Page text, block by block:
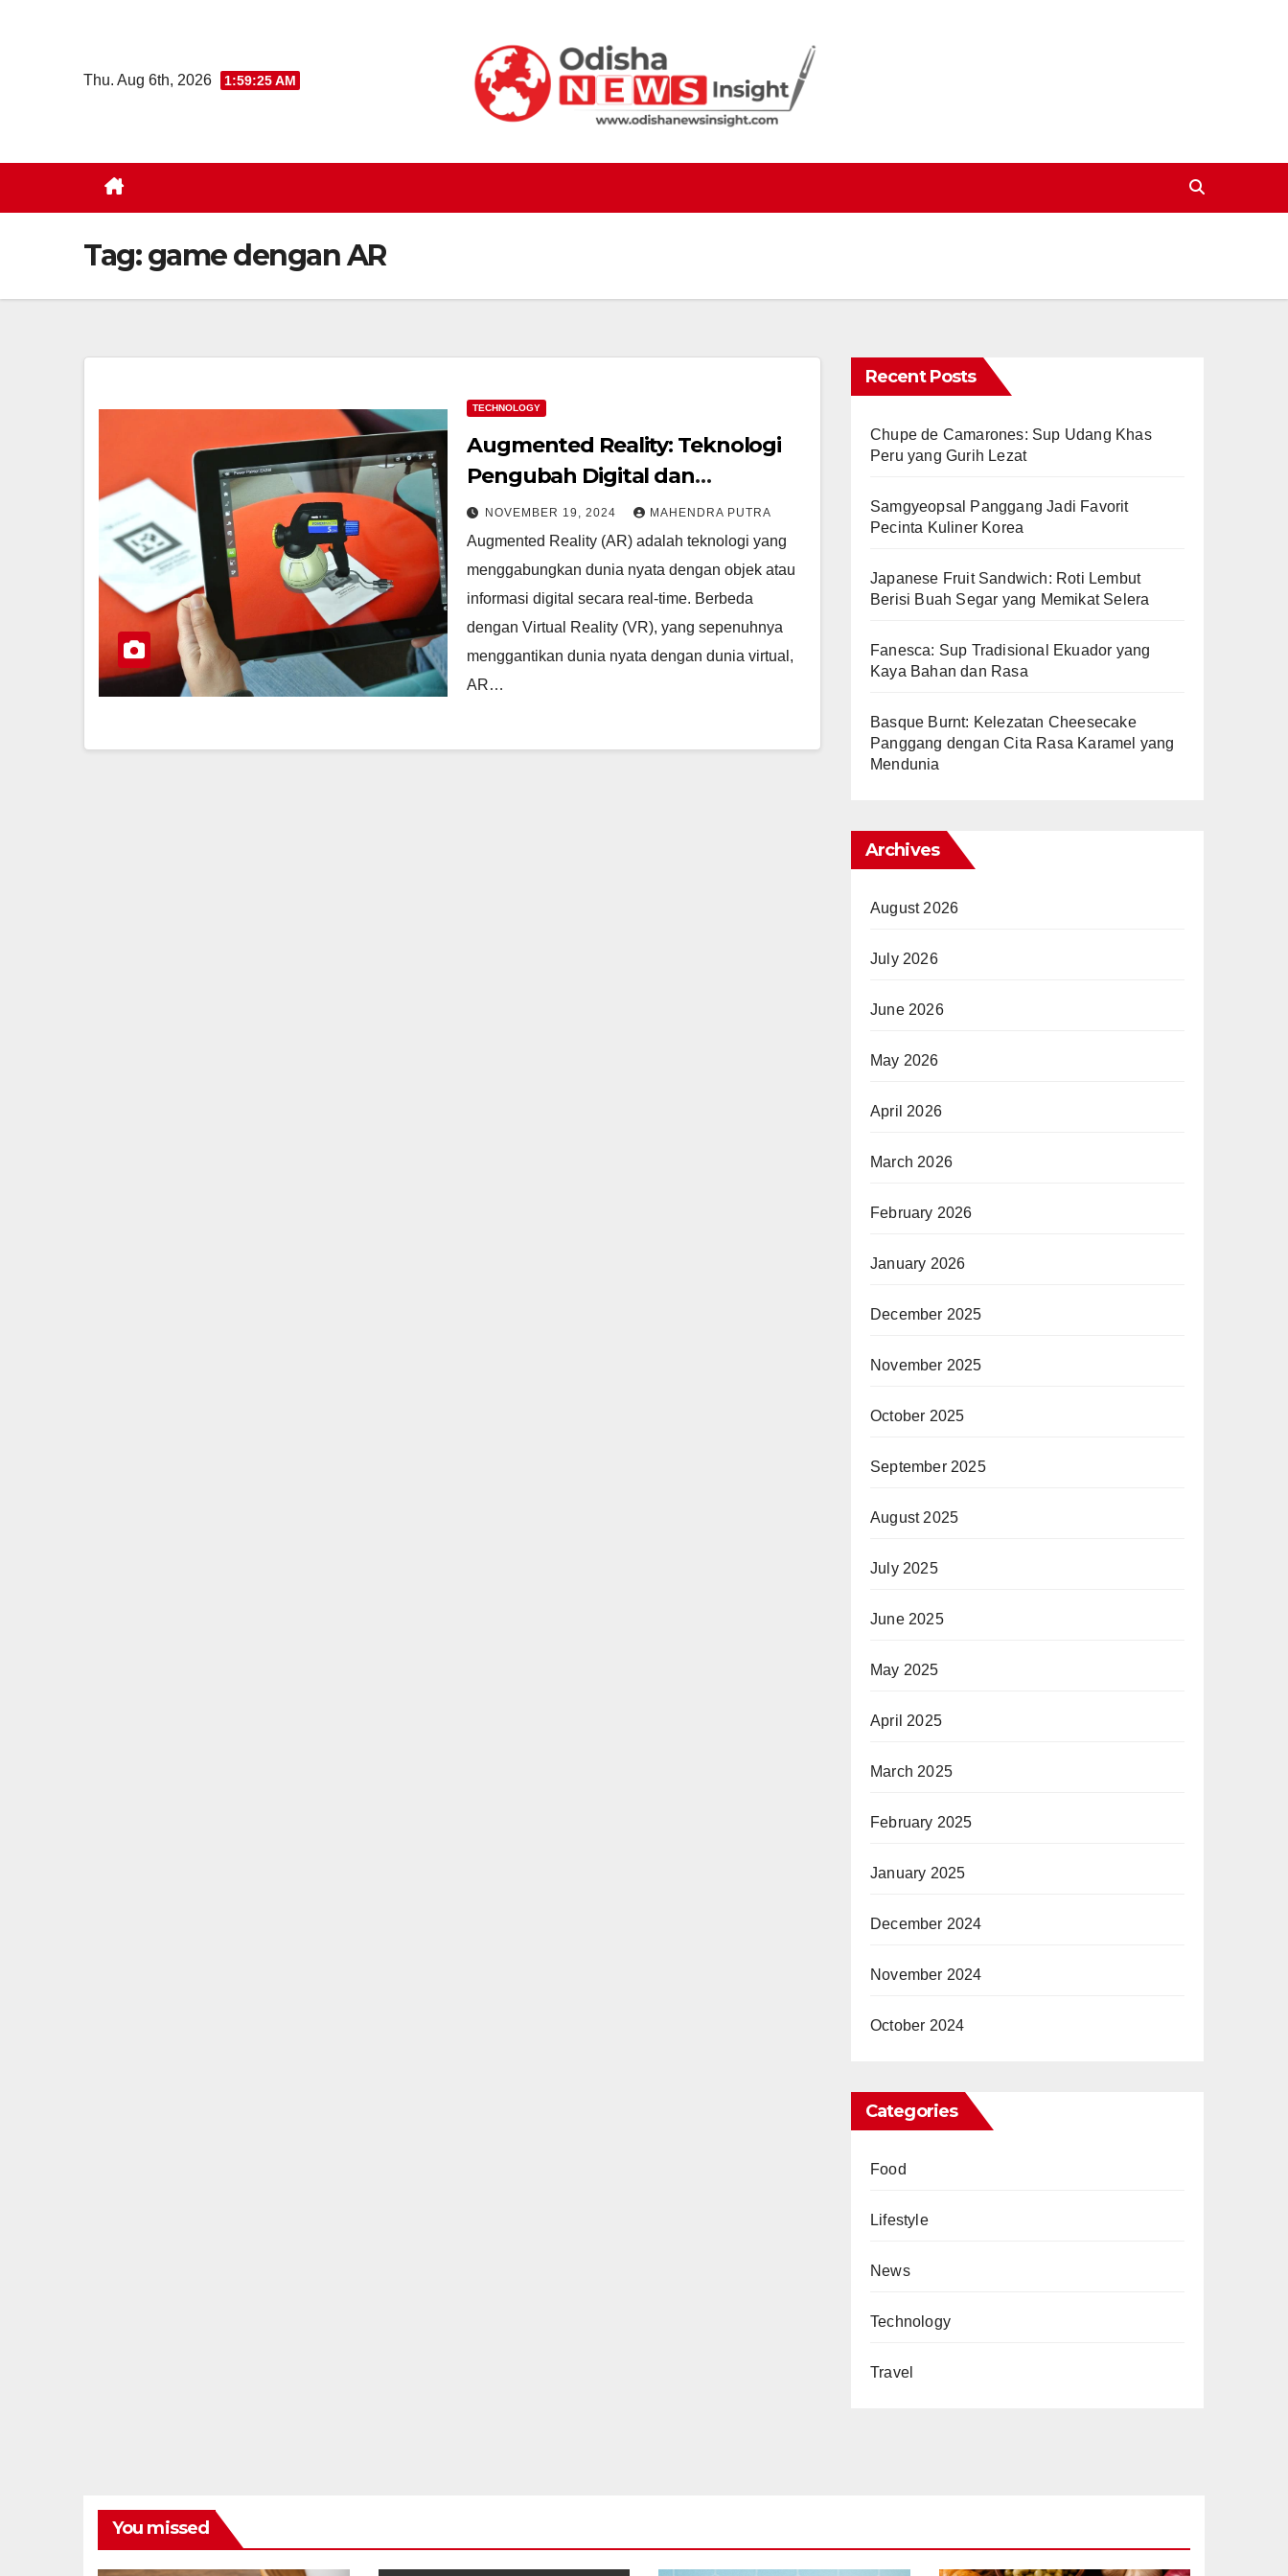
Thu. Aug 6th, 2026 1:59:26 AM
Tag:game dengan AR
TECHNOLOGY
Augmented Reality: Teknologi
Pengubah Digital dan
Kehidupan
NOVEMBER 19, 2024 MAHENDRA PUTRA
Augmented Reality (AR) adalah teknologi yang
menggabungkan dunia nyata dengan objek atau
informasi digital secara real-time. Berbeda
dengan Virtual Reality (VR), yang sepenuhnya
menggantikan dunia nyata dengan dunia virtual,
AR…
Recent Posts
Chupe de Camarones: Sup Udang Khas
Peru yang Gurih Lezat
Samgyeopsal Panggang Jadi Favorit
Pecinta Kuliner Korea
Japanese Fruit Sandwich: Roti Lembut
Berisi Buah Segar yang Memikat Selera
Fanesca: Sup Tradisional Ekuador yang
Kaya Bahan dan Rasa
Basque Burnt: Kelezatan Cheesecake
Panggang dengan Cita Rasa Karamel yang
Mendunia
Archives
August 2026
July 2026
June 2026
May 2026
April 2026
March 2026
February 2026
January 2026
December 2025
November 2025
October 2025
September 2025
August 2025
July 2025
June 2025
May 2025
April 2025
March 2025
February 2025
January 2025
December 2024
November 2024
October 2024
Categories
Food
Lifestyle
News
Technology
Travel
You missed